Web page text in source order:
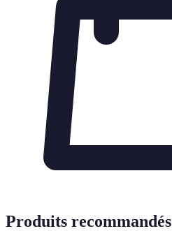
Produits recommandés